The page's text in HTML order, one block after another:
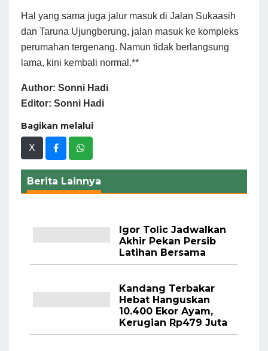
Hal yang sama juga jalur masuk di Jalan Sukaasih
dan Taruna Ujungberung, jalan masuk ke kompleks
perumahan tergenang. Namun tidak berlangsung
lama, kini kembali normal.**
Author: Sonni Hadi
Editor: Sonni Hadi
Bagikan melalui
X
Berita Lainnya
Igor Tolic Jadwalkan
Akhir Pekan Persib
Latihan Bersama
Kandang Terbakar
Hebat Hanguskan
10.400 Ekor Ayam,
Kerugian Rp479 Juta